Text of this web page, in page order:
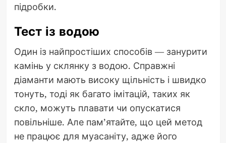
підробки.
Тест із водою
Один із найпростіших способів — занурити
камінь у склянку з водою. Справжні
діаманти мають високу щільність і швидко
тонуть, тоді як багато імітацій, таких як
скло, можуть плавати чи опускатися
повільніше. Але пам’ятайте, що цей метод
не працює для муасаніту, адже його